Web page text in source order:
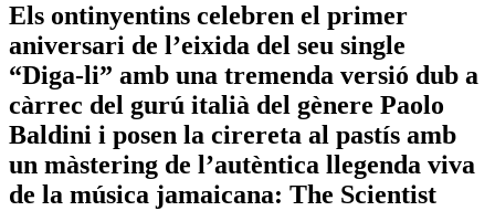
Els ontinyentins celebren el primer
aniversari de l’eixida del seu single
“Diga-li” amb una tremenda versió dub a
càrrec del gurú italià del gènere Paolo
Baldini i posen la cirereta al pastís amb
un màstering de l’autèntica llegenda viva
de la música jamaicana: The Scientist